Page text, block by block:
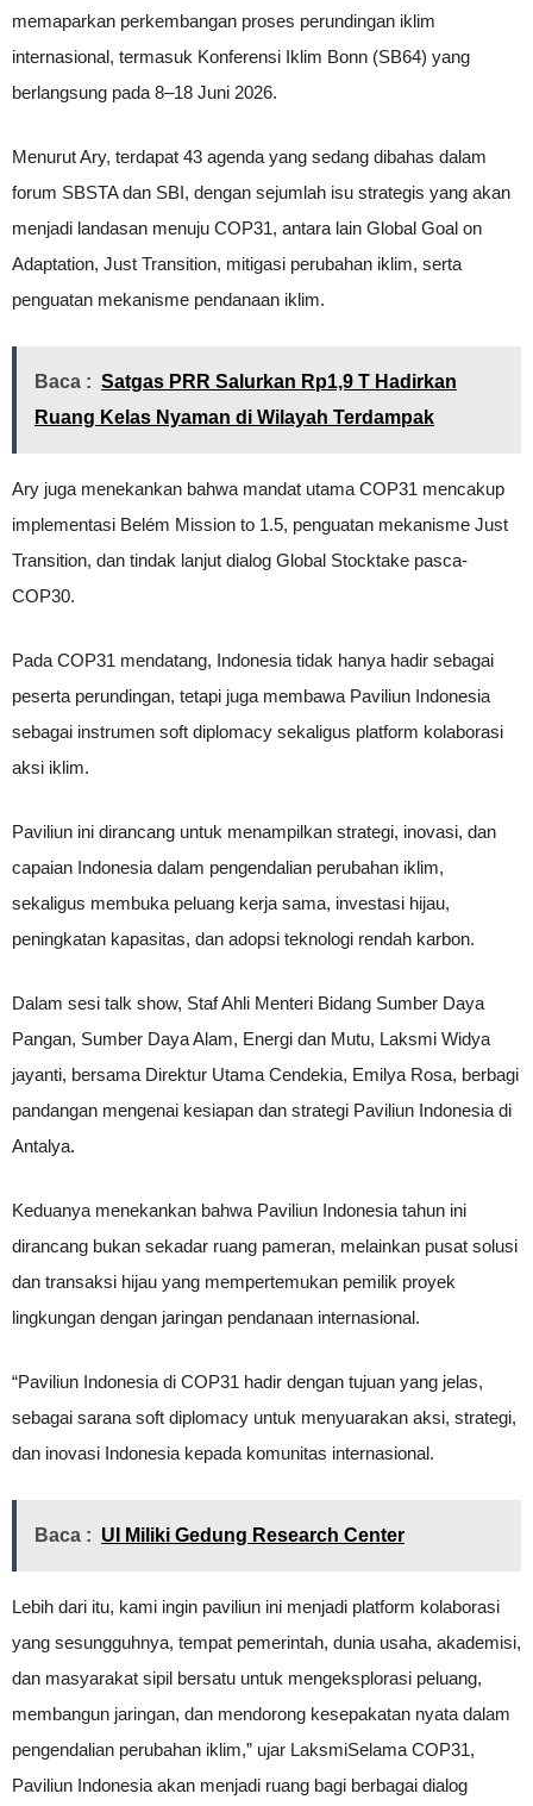
memaparkan perkembangan proses perundingan iklim
internasional, termasuk Konferensi Iklim Bonn (SB64) yang
berlangsung pada 8–18 Juni 2026.
Menurut Ary, terdapat 43 agenda yang sedang dibahas dalam
forum SBSTA dan SBI, dengan sejumlah isu strategis yang akan
menjadi landasan menuju COP31, antara lain Global Goal on
Adaptation, Just Transition, mitigasi perubahan iklim, serta
penguatan mekanisme pendanaan iklim.
Baca : Satgas PRR Salurkan Rp1,9 T Hadirkan
Ruang Kelas Nyaman di Wilayah Terdampak
Ary juga menekankan bahwa mandat utama COP31 mencakup
implementasi Belém Mission to 1.5, penguatan mekanisme Just
Transition, dan tindak lanjut dialog Global Stocktake pasca-
COP30.
Pada COP31 mendatang, Indonesia tidak hanya hadir sebagai
peserta perundingan, tetapi juga membawa Paviliun Indonesia
sebagai instrumen soft diplomacy sekaligus platform kolaborasi
aksi iklim.
Paviliun ini dirancang untuk menampilkan strategi, inovasi, dan
capaian Indonesia dalam pengendalian perubahan iklim,
sekaligus membuka peluang kerja sama, investasi hijau,
peningkatan kapasitas, dan adopsi teknologi rendah karbon.
Dalam sesi talk show, Staf Ahli Menteri Bidang Sumber Daya
Pangan, Sumber Daya Alam, Energi dan Mutu, Laksmi Widya
jayanti, bersama Direktur Utama Cendekia, Emilya Rosa, berbagi
pandangan mengenai kesiapan dan strategi Paviliun Indonesia di
Antalya.
Keduanya menekankan bahwa Paviliun Indonesia tahun ini
dirancang bukan sekadar ruang pameran, melainkan pusat solusi
dan transaksi hijau yang mempertemukan pemilik proyek
lingkungan dengan jaringan pendanaan internasional.
“Paviliun Indonesia di COP31 hadir dengan tujuan yang jelas,
sebagai sarana soft diplomacy untuk menyuarakan aksi, strategi,
dan inovasi Indonesia kepada komunitas internasional.
Baca : UI Miliki Gedung Research Center
Lebih dari itu, kami ingin paviliun ini menjadi platform kolaborasi
yang sesungguhnya, tempat pemerintah, dunia usaha, akademisi,
dan masyarakat sipil bersatu untuk mengeksplorasi peluang,
membangun jaringan, dan mendorong kesepakatan nyata dalam
pengendalian perubahan iklim,” ujar LaksmiSelama COP31,
Paviliun Indonesia akan menjadi ruang bagi berbagai dialog